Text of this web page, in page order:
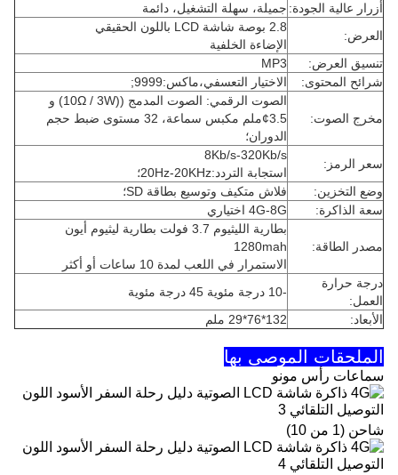
أزرار عالية الجودة: جميلة، سهلة التشغيل، دائمة
العرض:
2.8 بوصة شاشة LCD باللون الحقيقي
الإضاءة الخلفية
تنسيق العرض:
MP3
شرائح المحتوى:
الاختيار التعسفي،ماكس:9999;
مخرج الصوت:
الصوت الرقمي: الصوت المدمج ((10Ω / 3W) و
¢3.5ملم مكبس سماعة، 32 مستوى ضبط حجم
الدوران؛
سعر الرمز:
8Kb/s-320Kb/s
استجابة التردد:20Hz-20KHz؛
وضع التخزين:
فلاش متكيف وتوسيع بطاقة SD؛
سعة الذاكرة:
4G-8G اختياري
مصدر الطاقة:
بطارية الليثيوم 3.7 فولت بطارية ليثيوم أيون
1280mah
الاستمرار في اللعب لمدة 10 ساعات أو أكثر
درجة حرارة
العمل:
-10 درجة مئوية 45 درجة مئوية
الأبعاد:
132*76*29 ملم
الملحقات الموصى بها
سماعات رأس مونو
شاحن (1 من 10)